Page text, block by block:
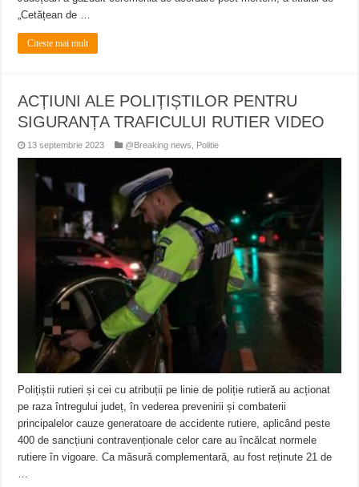
„Cetățean de …
Citeste mai mult
ACȚIUNI ALE POLIȚIȘTILOR PENTRU
SIGURANȚA TRAFICULUI RUTIER VIDEO
13 septembrie 2023 @Breaking news Politie
Polițiștii rutieri și cei cu atribuții pe linie de poliție rutieră au acționat
pe raza întregului județ, în vederea prevenirii și combaterii
principalelor cauze generatoare de accidente rutiere, aplicând peste
400 de sancțiuni contravenționale celor care au încălcat normele
rutiere în vigoare. Ca măsură complementară, au fost reținute 21 de
…